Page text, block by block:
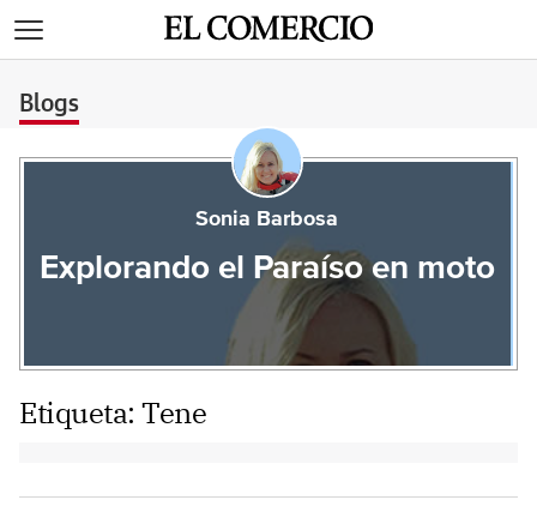
Blogs
Sonia Barbosa
Explorando el Paraíso en moto
Etiqueta:Tene